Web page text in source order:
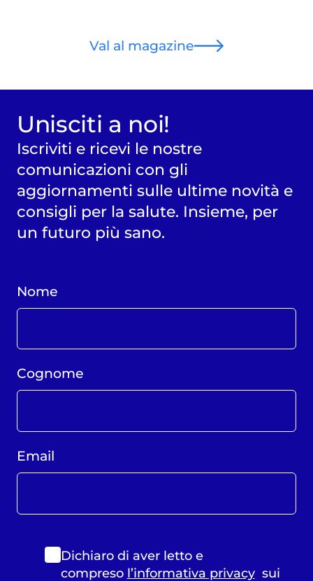
Val al magazine
Unisciti a noi!
Iscriviti e ricevi le nostre
comunicazioni con gli
aggiornamenti sulle ultime novità e
consigli per la salute. Insieme, per
un futuro più sano.
Nome
Cognome
Email
Dichiaro di aver letto e
compreso l’informativa privacysui